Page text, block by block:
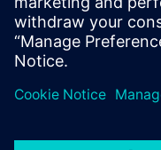
SINAMICS S120 -
Integrated (Präsenz-